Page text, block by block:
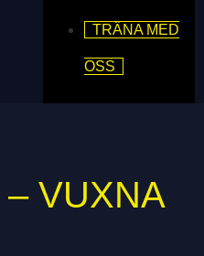
TRÄNA MED
OSS
VUXNA